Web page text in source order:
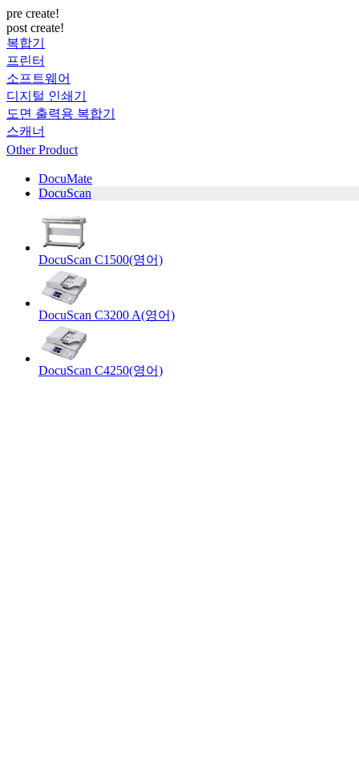
pre create!
post create!
복합기
프린터
소프트웨어
디지털 인쇄기
도면 출력용 복합기
스캐너
Other Product
DocuMate
DocuScan
DocuScan C1500(영어)
DocuScan C3200 A(영어)
DocuScan C4250(영어)